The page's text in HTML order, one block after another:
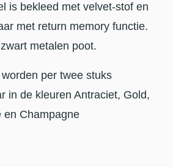
is bekleed met velvet-stof en
met return memory functie.
metalen poot.
per twee stuks
in de kleuren Antraciet, Gold,
en Champagne